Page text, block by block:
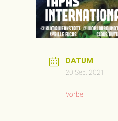
DATUM
20 Sep. 2021
Vorbei!